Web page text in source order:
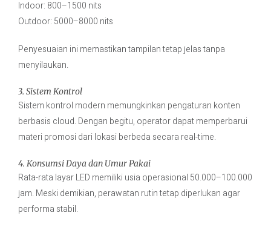
Indoor: 800–1500 nits
Outdoor: 5000–8000 nits
Penyesuaian ini memastikan tampilan tetap jelas tanpa
menyilaukan.
3. Sistem Kontrol
Sistem kontrol modern memungkinkan pengaturan konten
berbasis cloud. Dengan begitu, operator dapat memperbarui
materi promosi dari lokasi berbeda secara real-time.
4. Konsumsi Daya dan Umur Pakai
Rata-rata layar LED memiliki usia operasional 50.000–100.000
jam. Meski demikian, perawatan rutin tetap diperlukan agar
performa stabil.